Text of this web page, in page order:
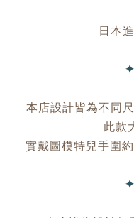
日本
本店設計皆為不同
此款
實戴圖模特兒手圍